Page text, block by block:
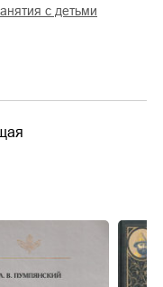
занятия с детьми